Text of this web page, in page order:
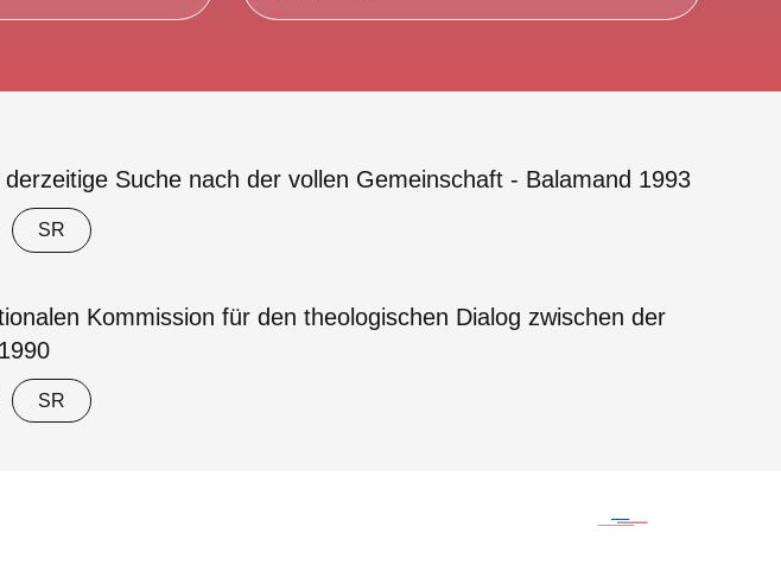
Suche nach der vollen Gemeinschaft - Balamand 1993
SR
Kommission für den theologischen Dialog zwischen der
SR